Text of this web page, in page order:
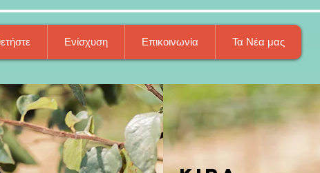
Ενίσχυση Επικοινωνία Τα Νέα μας